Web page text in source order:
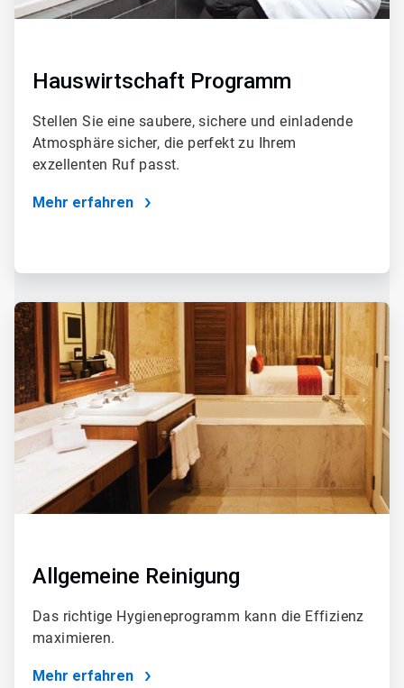
Hauswirtschaft Programm
Stellen Sie eine saubere, sichere und einladende
Atmosphäre sicher, die perfekt zu Ihrem
exzellenten Ruf passt.
Mehr erfahren
ArticleTile
2
von
4
Allgemeine Reinigung
Das richtige Hygieneprogramm kann die Effizienz
maximieren.
Mehr erfahren